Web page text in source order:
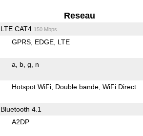
Reseau
LTE CAT4 150 Mbps
GPRS EDGE LTE
a b g n
Hotspot WiFi Double bande WiFi Direct
Bluetooth 4.1
A2DP